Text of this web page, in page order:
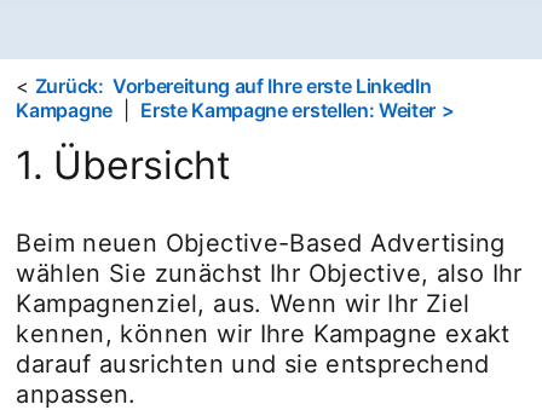
< Zurück: Vorbereitung auf Ihre erste LinkedIn
Kampagne| Erste Kampagne erstellen: Weiter >
1. Übersicht
Beim neuen Objective-Based Advertising
wählen Sie zunächst Ihr Objective, also Ihr
Kampagnenziel, aus. Wenn wir Ihr Ziel
kennen, können wir Ihre Kampagne exakt
darauf ausrichten und sie entsprechend
anpassen.